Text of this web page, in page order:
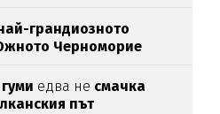
грандиозното
Черноморие
едва нe смачка
път